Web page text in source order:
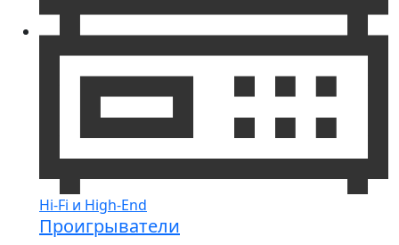
Hi-Fi и High-End
Проигрыватели